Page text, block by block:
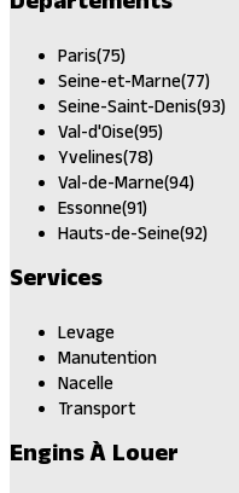
Paris(75)
Seine-et-Marne(77)
Seine-Saint-Denis(93)
Val-d'Oise(95)
Yvelines(78)
Val-de-Marne(94)
Essonne(91)
Hauts-de-Seine(92)
Services
Levage
Manutention
Nacelle
Transport
Engins À Louer